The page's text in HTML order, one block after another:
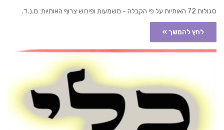
סגולות 72 האותיות על פי הקבלה - משמעות ופירוש צרוף האותיות: מ.נ.ד.
לחץ להמשך »